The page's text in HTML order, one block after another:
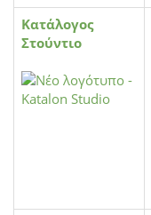
Κατάλογος
Στούντιο